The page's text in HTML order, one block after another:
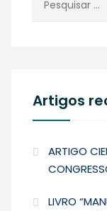
Artigos
ARTIGO
LIVRO